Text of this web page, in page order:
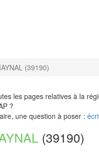
(39190)
les pages relatives à la
?
une question à poser :
(39190)